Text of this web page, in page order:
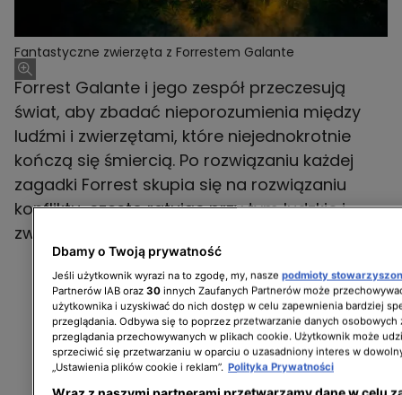
Fantastyczne zwierzęta z Forrestem Galante
Forrest Galante i jego zespół przeczesują
świat, aby zbadać nieporozumienia między
ludźmi i zwierzętami, które niejednokrotnie
kończą się śmiercią. Po rozwiązaniu każdej
zagadki Forrest skupia się na rozwiązaniu
konfliktu, często ratując przy tym ludzkie i
zwierzęce życie.
Dbamy o Twoją prywatność
Jeśli użytkownik wyrazi na to zgodę, my, nasze podmioty
Partnerów IAB oraz 30 innych Zaufanych Partnerów może
użytkownika i uzyskiwać do nich dostęp w celu zapewnienia bardziej
przeglądania. Odbywa się to poprzez przetwarzanie danych osobowych
przeglądania przechowywanych w plikach cookie. Użytkownik może
sprzeciwić się przetwarzaniu w oparciu o uzasadniony interes w
„Ustawienia plików cookie i reklam”. Polityka Prywatności